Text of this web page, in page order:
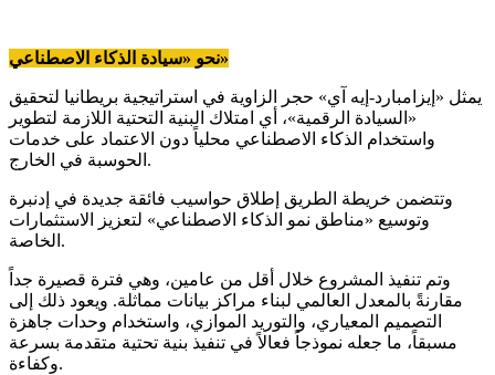
نحو «سيادة الذكاء الاصطناعي»
يمثل «إيزامبارد-إيه آي» حجر الزاوية في استراتيجية بريطانيا لتحقيق
«السيادة الرقمية»، أي امتلاك البنية التحتية اللازمة لتطوير
واستخدام الذكاء الاصطناعي محلياً دون الاعتماد على خدمات
الحوسبة في الخارج.
وتتضمن خريطة الطريق إطلاق حواسيب فائقة جديدة في إدنبرة
وتوسيع «مناطق نمو الذكاء الاصطناعي» لتعزيز الاستثمارات
الخاصة.
وتم تنفيذ المشروع خلال أقل من عامين، وهي فترة قصيرة جداً
مقارنةً بالمعدل العالمي لبناء مراكز بيانات مماثلة. ويعود ذلك إلى
التصميم المعياري، والتوريد الموازي، واستخدام وحدات جاهزة
مسبقاً، ما جعله نموذجاً فعالاً في تنفيذ بنية تحتية متقدمة بسرعة
وكفاءة.